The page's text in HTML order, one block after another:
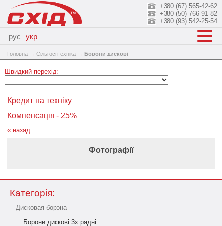
рус укр
+380 (67) 565-42-62
+380 (50) 766-91-82
+380 (93) 542-25-54
Головна → Сільгосптехніка → Борони дискові
Категорія:
Дисковая борона
Борони дискові 3х рядні
Швидкий перехід:
Кредит на техніку
Компенсація - 25%
« назад
Фотографії